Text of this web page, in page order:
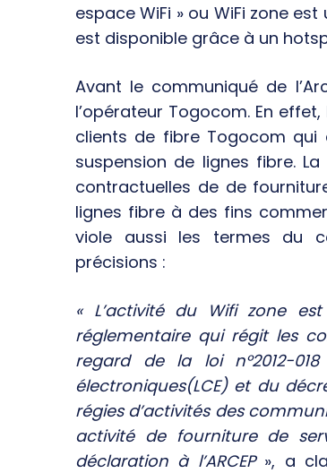
espace WiFi » ou WiFi zone
est disponible grâce à un
Avant le communiqué de
l’opérateur Togocom. En
clients de fibre Togocom
suspension de lignes fibre.
contractuelles de de
lignes fibre à des fins
viole aussi les termes du
précisions :
« L’activité du Wifi zone
réglementaire qui régit les
regard de la loi n°2012-
électroniques(LCE) et du
régies d’activités des
activité de fourniture de
déclaration à l’ARCEP», a